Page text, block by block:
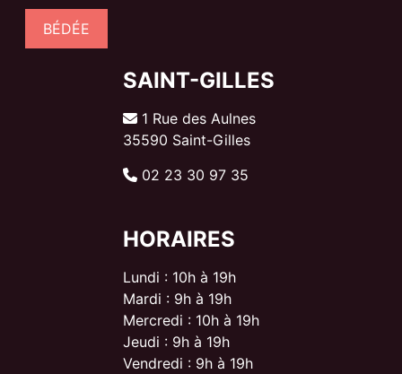
BÉDÉE
SAINT-GILLES
1 Rue des Aulnes
35590 Saint-Gilles
02 23 30 97 35
HORAIRES
Lundi : 10h à 19h
Mardi : 9h à 19h
Mercredi : 10h à 19h
Jeudi : 9h à 19h
Vendredi : 9h à 19h